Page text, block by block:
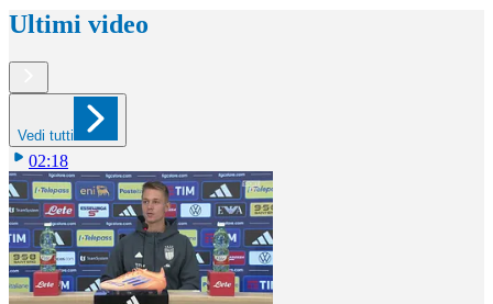
Ultimi video
Vedi tutti
02:18